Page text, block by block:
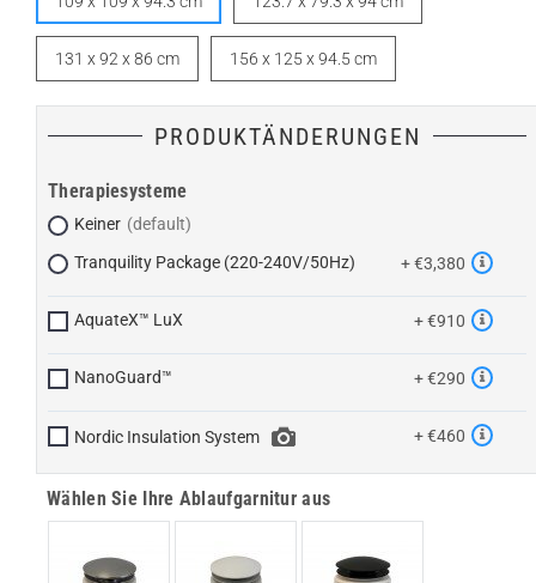
131 x 92 x 86 cm 156 x 125 x 94.5 cm
PRODUKTÄNDERUNGEN
Therapiesysteme
Keiner
Tranquility Package (220-240V/50Hz)
+ €3,380
AquateX™ LuX + €910
NanoGuard™ + €290
Nordic Insulation System + €460
Wählen Sie Ihre Ablaufgarnitur aus